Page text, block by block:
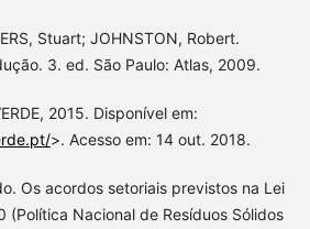
Stuart; JOHNSTON, Robert.
3. ed. São Paulo: Atlas, 2009.
2015. Disponível em:
>. Acesso em: 14 out. 2018.
Os acordos setoriais previstos na Lei
(Política Nacional de Resíduos Sólidos